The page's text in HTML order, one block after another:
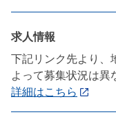
求人情報
下記リンク先より、
よって募集状況は異
詳細はこちら